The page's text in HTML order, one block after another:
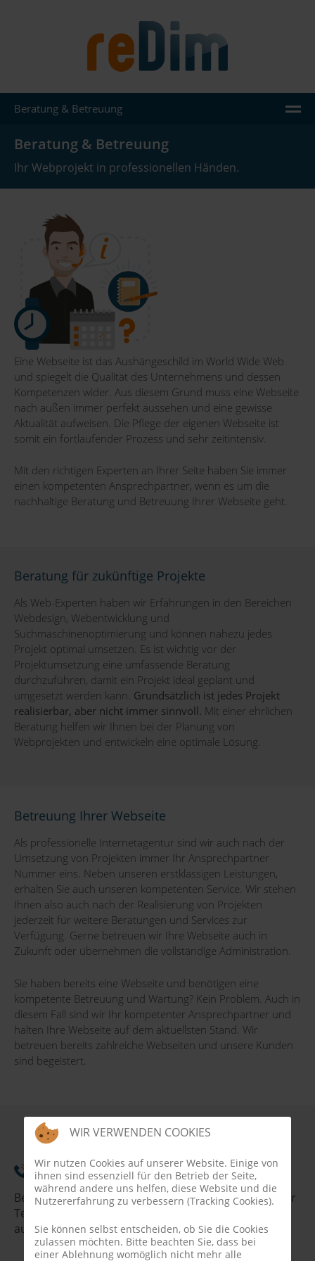
Beratung & Betreuung
AGENTUR
LEISTUNGEN
WORDPRESS
REFERENZEN
WISSEN
KONTAKT
Beratung & Betreuung
Ihr Webprojekt in professionellen Händen.
Eine Webseite ist das Aushängeschild im World Wide Web
und spiegelt die Qualität des Unternehmens und dessen
Kompetenzen wider. Aus diesem Grund muss eine Webseite
nach außen immer perfekt aussehen und eine gewisse
Aktualität aufweisen. Die Pflege der eigenen Webseite ist
somit ein fortlaufender Prozess und sehr zeitintensiv.
Mit den richtigen Experten an Ihrer Seite haben Sie immer
einen kompetenten Ansprechpartner, wenn es um die
nachhaltige Beratung und Betreuung Ihrer Webseite geht.
Beratung für zukünftige Projekte
Als Web-Experten haben wir Erfahrungen in den Bereichen
Webdesign, Webentwicklung und
Suchmaschinenoptimierung und können nahezu jedes
Projekt optimal umsetzen. Es ist wichtig vor der
Projektumsetzung eine umfassende Beratung
durchzuführen, damit ein Projekt ideal geplant und
umgesetzt werden kann. Grundsätzlich ist jedes Projekt
realisierbar, aber nicht immer sinnvoll. Mit einer ehrlichen
Beratung helfen wir Ihnen bei der Planung von
Webprojekten und entwickeln eine optimale Lösung.
Betreuung Ihrer Webseite
Als professionelle Internetagentur sind wir auch nach der
Umsetzung von Projekten immer Ihr Ansprechpartner
Nummer eins. Neben unseren erstklassigen Leistungen,
erhalten Sie auch unseren kompetenten Service. Wir stehen
Ihnen also auch nach der Realisierung von Projekten
jederzeit für weitere Beratungen und Services zur
Verfügung. Gerne betreuen wir Ihre Webseite auch in
Zukunft oder übernehmen die vollständige Administration.
Sie haben bereits eine Webseite und benötigen eine
kompetente Betreuung und Wartung? Kein Problem. Auch in
diesem Fall sind wir Ihr kompetenter Ansprechpartner und
halten Ihre Webseite auf dem aktuellsten Stand. Wir
betreuen bereits zahlreiche Webseiten und unsere Kunden
sind begeistert.
Persönlicher Support
Bei uns haben Sie immer einen Ansprechpartner, per
Telefon, Skype oder E-Mail. Im akuten Notfall sogar
außerhalb unserer offiziellen Geschäftszeiten.
WIR VERWENDEN COOKIES
Wir nutzen Cookies auf unserer Website. Einige von
ihnen sind essenziell für den Betrieb der Seite,
während andere uns helfen, diese Website und die
Nutzererfahrung zu verbessern (Tracking Cookies).
Sie können selbst entscheiden, ob Sie die Cookies
zulassen möchten. Bitte beachten Sie, dass bei
einer Ablehnung womöglich nicht mehr alle